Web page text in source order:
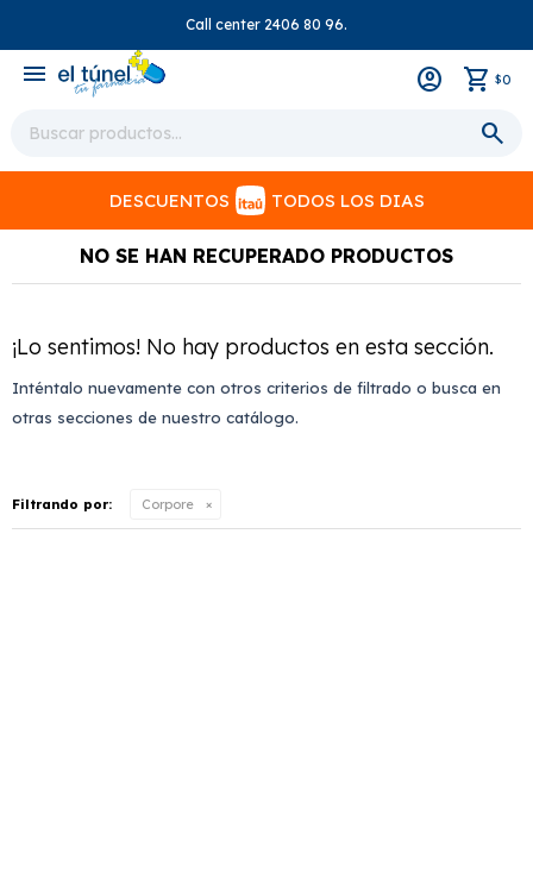
Call center 2406 80 96.
menu $0
DESCUENTOS TODOS LOS DIAS
NO SE HAN RECUPERADO PRODUCTOS
¡Lo sentimos! No hay productos en esta sección.
Inténtalo nuevamente con otros criterios de filtrado o busca en
otras secciones de nuestro catálogo.
Filtrando por: Corpore
close